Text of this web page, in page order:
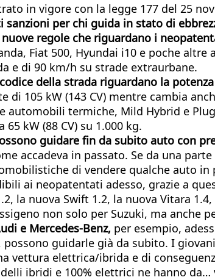
in vigore con la legge 177 del 25
sanzioni per chi guida in stato di
nuove regole che riguardano i
Fiat 500, Hyundai i10 e poche
e di 90 km/h su strade extraurbane.
della strada riguardano la
105 kW (143 CV) mentre cambia
automobili termiche, Mild Hybrid e
kW (88 CV) su 1.000 kg.
guidare fin da subito auto con
accadeva in passato. Se da una
di vendere qualche auto in
ai neopatentati adesso, grazie a
la nuova Swift 1.2, la nuova Vitara
non solo per Suzuki, ma anche
e Mercedes-Benz, per esempio,
guidarle già da subito. I
vettura elettrica/ibrida e di
ibridi e 100% elettrici ne hanno